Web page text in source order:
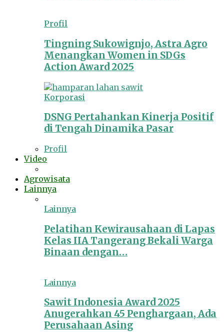
Profil
Tingning Sukowignjo, Astra Agro
Menangkan Women in SDGs
Action Award 2025
Korporasi
DSNG Pertahankan Kinerja Positif
di Tengah Dinamika Pasar
Profil
Video
Agrowisata
Lainnya
Lainnya
Pelatihan Kewirausahaan di Lapas
Kelas IIA Tangerang Bekali Warga
Binaan dengan…
Lainnya
Sawit Indonesia Award 2025
Anugerahkan 45 Penghargaan, Ada
Perusahaan Asing